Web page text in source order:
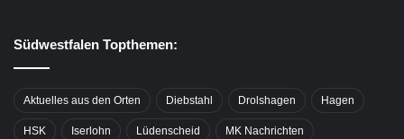
Südwestfalen Topthemen:
Aktuelles aus den Orten Diebstahl Drolshagen Hagen
HSK Iserlohn Lüdenscheid MK Nachrichten